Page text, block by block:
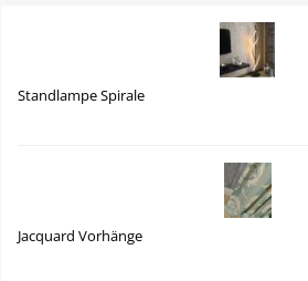
Standlampe Spirale
Jacquard Vorhänge